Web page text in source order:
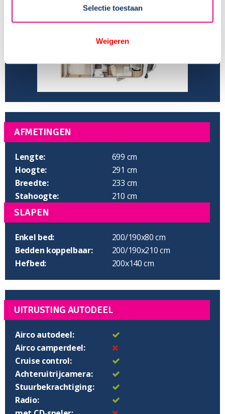
Selectie toestaan
Weigeren
Aantal slaapplaatsen:
4
AFMETINGEN
Lengte:
699 cm
Hoogte:
291 cm
Breedte:
233 cm
Stahoogte:
210 cm
SLAPEN
Enkel bed:
200/190x80 cm
Bedden koppelbaar:
200/190x210 cm
Hefbed:
200x140 cm
UITRUSTING AUTODEEL
Airco autodeel:
Airco camperdeel:
Cruise control:
Achteruitrijcamera:
Stuurbekrachtiging:
Radio: